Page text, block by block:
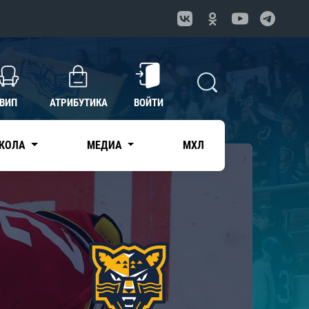
ВИП АТРИБУТИКА ВОЙТИ
МЕДИА МХЛ